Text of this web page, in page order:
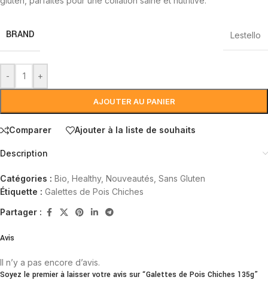
BRAND Lestello
- +
AJOUTER AU PANIER
Comparer Ajouter à la liste de souhaits
Description
Catégories : Bio Healthy, Nouveautés Sans Gluten
Étiquette : Galettes de Pois Chiches
Partager :
Avis
Il n’y a pas encore d’avis.
Soyez le premier à laisser votre avis sur “Galettes de Pois Chiches 135g”